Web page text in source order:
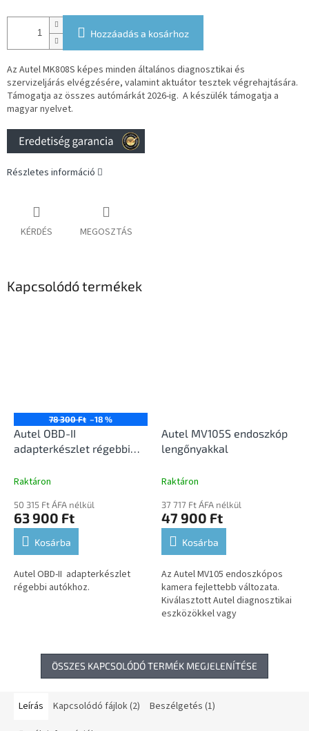
Hozzáadás a kosárhoz
Az Autel MK808S képes minden általános diagnosztikai és
szervizeljárás elvégzésére, valamint aktuátor tesztek végrehajtására.
Támogatja az összes autómárkát 2026-ig. A készülék támogatja a
magyar nyelvet.
Részletes információ
KÉRDÉS MEGOSZTÁS
Kapcsolódó termékek
78 300 Ft –18 %
Autel OBD-II
adapterkészlet régebbi
Raktáron
50 315 Ft ÁFA nélkül
63 900 Ft
Kosárba
Autel OBD-II adapterkészlet
régebbi autókhoz.
Autel MV105S endoszkóp
lengőnyakkal
Raktáron
37 717 Ft ÁFA nélkül
47 900 Ft
Kosárba
Az Autel MV105 endoszkópos
kamera fejlettebb változata.
Kiválasztott Autel diagnosztikai
eszközökkel vagy
ÖSSZES KAPCSOLÓDÓ TERMÉK MEGJELENÍTÉSE
Leírás Kapcsolódó fájlok (2) Beszélgetés (1)